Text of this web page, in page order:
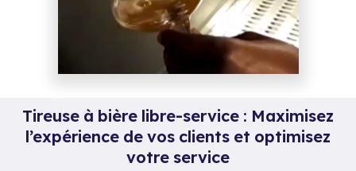
Tireuse à bière libre-service : Maximisez
l’expérience de vos clients et optimisez
votre service